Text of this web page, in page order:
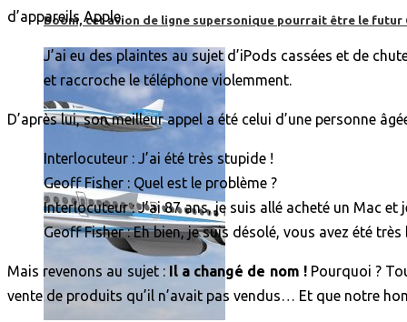
Boom, cet avion de ligne supersonique pourrait être le futur
d’appareils Apple.
J’ai eu des plaintes au sujet d’iPods cassées et de
et raccroche le téléphone violemment.
D’après lui, son meilleur appel a été celui d’une personne
Interlocuteur : J’ai été très stupide !
Geoff Fisher : Quel est le problème ?
Interlocuteur : J’ai 87 ans, je suis allé acheté un Mac et
Geoff Fisher : Eh bien, je suis désolé, vous avez été
Mais revenons au sujet : Il a changé de nom !Pourquoi ?
vente de produits qu’il n’avait pas vendus… Et que notre